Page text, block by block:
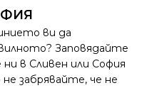
ви да
Заповядайте
в Сливен или София
не забрявайте, че не